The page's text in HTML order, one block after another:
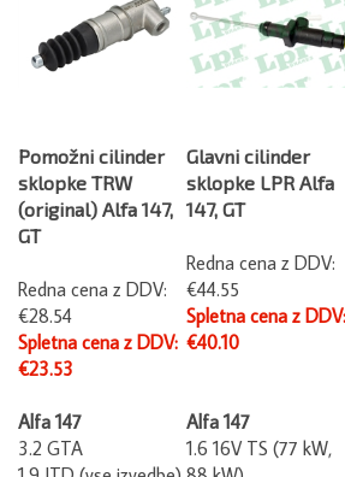
Pomožni cilinder
sklopke TRW
(original) Alfa 147,
GT
Redna cena z DDV:
€28.54
Spletna cena z DDV:
€23.53
Glavni cilinder
sklopke LPR Alfa
147, GT
Redna cena z DDV:
€44.55
Spletna cena z DDV:
€40.10
Alfa 147
3.2 GTA
1.9 JTD (vse izvedbe)
Alfa 147
1.6 16V TS (77 kW,
88 kW)